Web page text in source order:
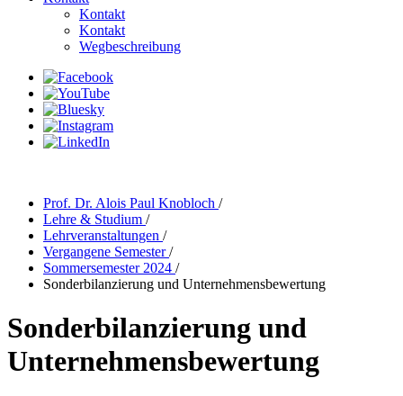
Kontakt
Kontakt
Wegbeschreibung
Prof. Dr. Alois Paul Knobloch /
Lehre & Studium /
Lehrveranstaltungen /
Vergangene Semester/
Sommersemester 2024 /
Sonderbilanzierung und Unternehmensbewertung
Sonderbilanzierung und
Unternehmensbewertung